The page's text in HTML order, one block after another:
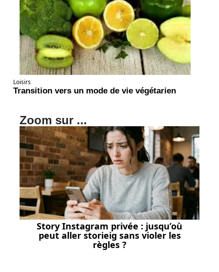
Loisirs
Transition vers un mode de vie végétarien
Zoom sur ...
Story Instagram privée : jusqu’où
peut aller storieig sans violer les
règles ?